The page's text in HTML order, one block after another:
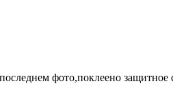
фото,поклеено защитное